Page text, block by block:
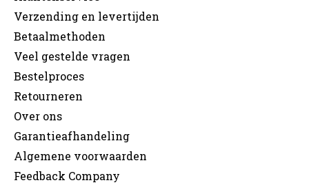
Verzending en levertijden
Betaalmethoden
Veel gestelde vragen
Bestelproces
Retourneren
Over ons
Garantieafhandeling
Algemene voorwaarden
Feedback Company